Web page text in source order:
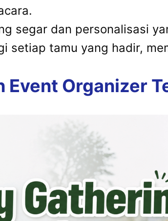
segar dan personalisasi
setiap tamu yang hadir,
Organizer